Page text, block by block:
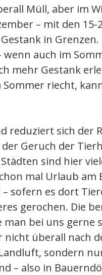
Müll, aber im
– mit den 15-
in Grenzen.
wenn auch im
mehr Gestank
riecht,
reduziert sich der
Geruch der
sind hier
mal Urlaub am
sofern es dort
gerochen. Die
man bei uns gerne
nicht überall nach
sondern
– also in